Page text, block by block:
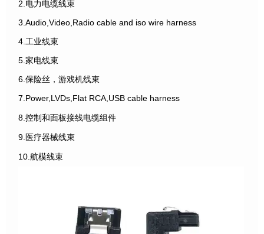
2.电力电缆线束
3.Audio,Video,Radio cable and iso wire harness
4.工业线束
5.家电线束
6.保险丝，游戏机线束
7.Power,LVDs,Flat RCA,USB cable harness
8.控制和面板接线电缆组件
9.医疗器械线束
10.航模线束